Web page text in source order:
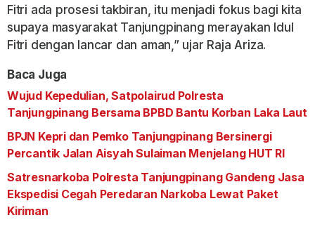
Fitri ada prosesi takbiran, itu menjadi fokus bagi kita
supaya masyarakat Tanjungpinang merayakan Idul
Fitri dengan lancar dan aman,” ujar Raja Ariza.
Baca Juga
Wujud Kepedulian, Satpolairud Polresta
Tanjungpinang Bersama BPBD Bantu Korban Laka Laut
BPJN Kepri dan Pemko Tanjungpinang Bersinergi
Percantik Jalan Aisyah Sulaiman Menjelang HUT RI
Satresnarkoba Polresta Tanjungpinang Gandeng Jasa
Ekspedisi Cegah Peredaran Narkoba Lewat Paket
Kiriman